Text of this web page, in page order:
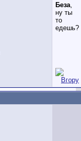
Беза
ну ты
то
едешь?